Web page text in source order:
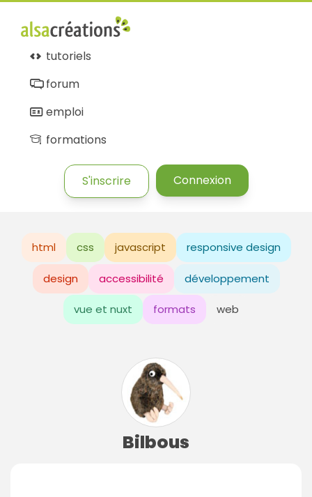
tutoriels
forum
emploi
formations
S'inscrire Connexion
html css javascript responsive design
design accessibilité développement
vue et nuxt formats web
Bilbous